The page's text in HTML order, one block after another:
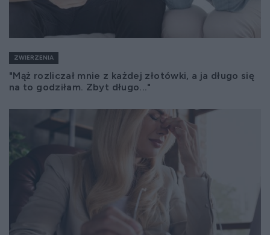
ZWIERZENIA
"Mąż rozliczał mnie z każdej złotówki, a ja długo się
na to godziłam. Zbyt długo..."